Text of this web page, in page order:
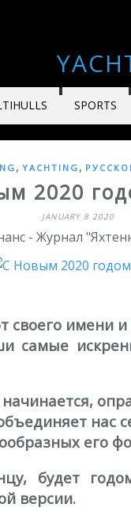
SPORTS
, YACHTING ,
2020
JANUARY 8 2020
- Журнал
своего имени
самые
начинается,
нас
его
будет
версии.